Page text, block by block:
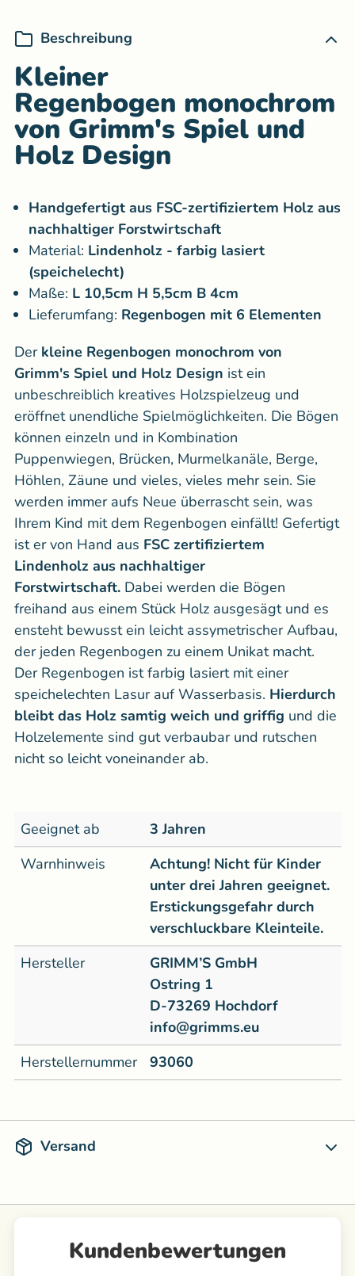
Beschreibung
Kleiner
Regenbogen monochrom
von Grimm's Spiel und
Holz Design
Handgefertigt aus FSC-zertifiziertem Holz aus
nachhaltiger Forstwirtschaft
Material: Lindenholz - farbig lasiert
(speichelecht)
Maße: L 10,5cm H 5,5cm B 4cm
Lieferumfang: Regenbogen mit 6 Elementen
Der kleine Regenbogen monochrom von
Grimm's Spiel und Holz Design ist ein
unbeschreiblich kreatives Holzspielzeug und
eröffnet unendliche Spielmöglichkeiten. Die Bögen
können einzeln und in Kombination
Puppenwiegen, Brücken, Murmelkanäle, Berge,
Höhlen, Zäune und vieles, vieles mehr sein. Sie
werden immer aufs Neue überrascht sein, was
Ihrem Kind mit dem Regenbogen einfällt! Gefertigt
ist er von Hand aus FSC zertifiziertem
Lindenholz aus nachhaltiger
Forstwirtschaft. Dabei werden die Bögen
freihand aus einem Stück Holz ausgesägt und es
ensteht bewusst ein leicht assymetrischer Aufbau,
der jeden Regenbogen zu einem Unikat macht.
Der Regenbogen ist farbig lasiert mit einer
speichelechten Lasur auf Wasserbasis. Hierdurch
bleibt das Holz samtig weich und griffig und die
Holzelemente sind gut verbaubar und rutschen
nicht so leicht voneinander ab.
Geeignet ab
3 Jahren
Warnhinweis
Achtung! Nicht für Kinder
unter drei Jahren geeignet.
Erstickungsgefahr durch
verschluckbare Kleinteile.
Hersteller
GRIMM’S GmbH
Ostring 1
D-73269 Hochdorf
info@grimms.eu
Herstellernummer
93060
Versand
Kundenbewertungen